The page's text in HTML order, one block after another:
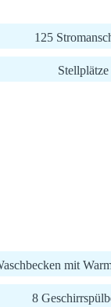
125
mit
8